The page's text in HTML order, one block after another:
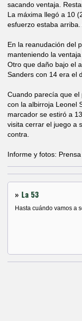
sacando ventaja.
La máxima llegó a 10
esfuerzo estaba
En la reanudación del
manteniendo la
Otro que daño bajo el
Sanders con 14 era el
Cuando parecía que
con la albirroja Leonel
marcador se estiró a
visita cerrar el juego a
contra.
Informe y fotos: Prensa
» La 53
Hasta cuándo vamos a